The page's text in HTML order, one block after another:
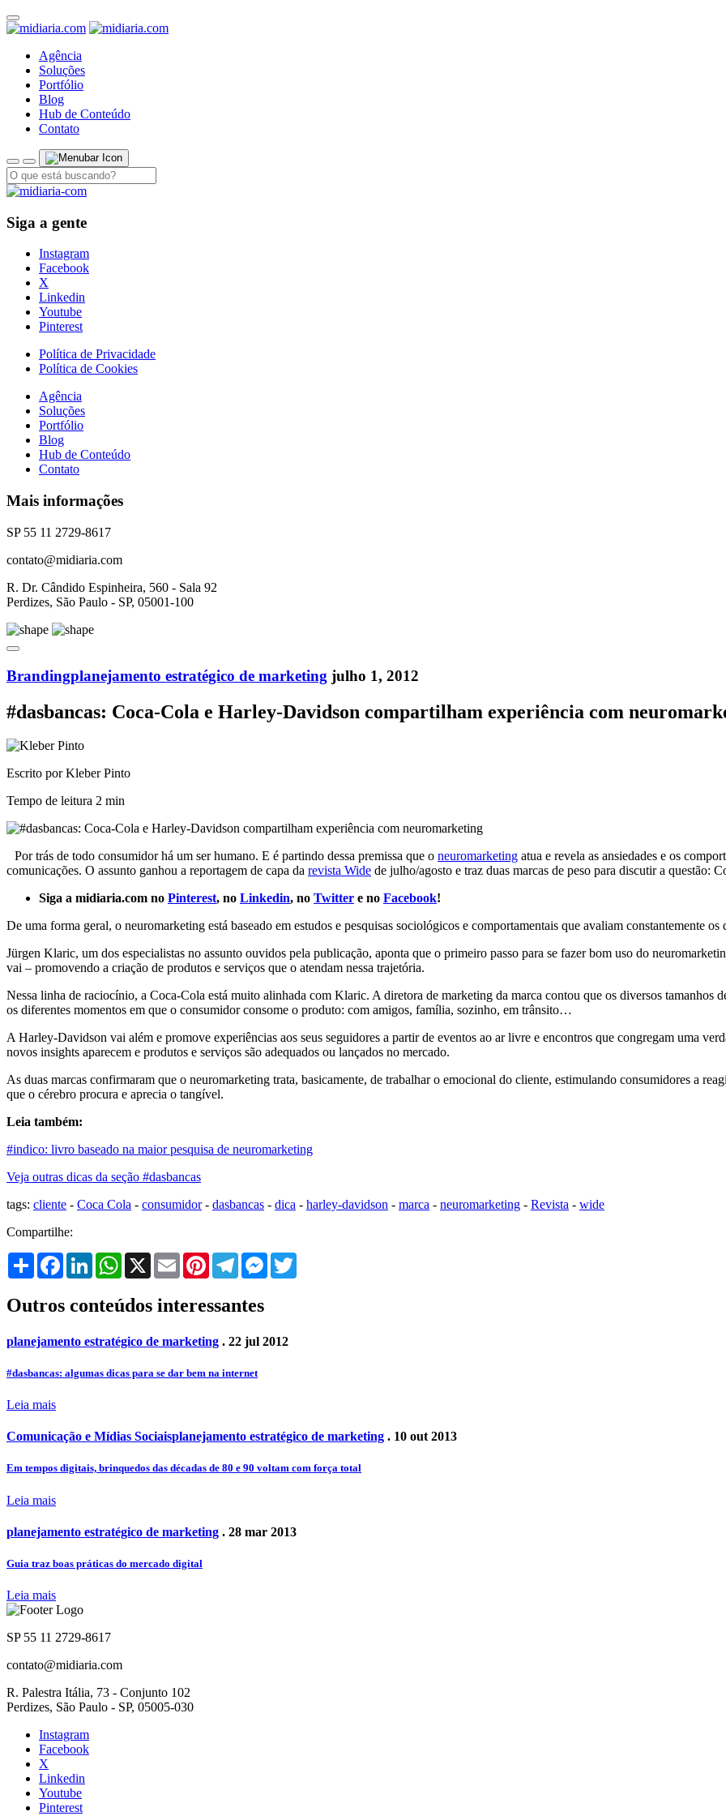
Agência
Soluções
Portfólio
Blog
Hub de Conteúdo
Contato
Siga a gente
Instagram
Facebook
X
Linkedin
Youtube
Pinterest
Política de Privacidade
Política de Cookies
Agência
Soluções
Portfólio
Blog
Hub de Conteúdo
Contato
Mais informações
SP 55 11 2729-8617
contato@midiaria.com
R. Dr. Cândido Espinheira, 560 - Sala 92
Perdizes, São Paulo - SP, 05001-100
Brandingplanejamento estratégico de marketing julho 1, 2012
#dasbancas: Coca-Cola e Harley-Davidson compartilham experiência com
Escrito por Kleber Pinto
Tempo de leitura 2 min
Por trás de todo consumidor há um ser humano. E é partindo dessa premissa que o neuromarketing atua e revela as ansiedades e os
comunicações. O assunto ganhou a reportagem de capa da revista Wide de julho/agosto e traz duas marcas de peso para discutir a questão:
Siga a midiaria.com no Pinterest, no Linkedin, no Twitter e no Facebook!
De uma forma geral, o neuromarketing está baseado em estudos e pesquisas sociológicos e comportamentais que avaliam constantemente os
Jürgen Klaric, um dos especialistas no assunto ouvidos pela publicação, aponta que o primeiro passo para se fazer bom uso do
vai – promovendo a criação de produtos e serviços que o atendam nessa trajetória.
Nessa linha de raciocínio, a Coca-Cola está muito alinhada com Klaric. A diretora de marketing da marca contou que os diversos tamanhos
os diferentes momentos em que o consumidor consome o produto: com amigos, família, sozinho, em trânsito…
A Harley-Davidson vai além e promove experiências aos seus seguidores a partir de eventos ao ar livre e encontros que congregam uma
novos insights aparecem e produtos e serviços são adequados ou lançados no mercado.
As duas marcas confirmaram que o neuromarketing trata, basicamente, de trabalhar o emocional do cliente, estimulando consumidores a
que o cérebro procura e aprecia o tangível.
Leia também:
#indico: livro baseado na maior pesquisa de neuromarketing
Veja outras dicas da seção #dasbancas
tags: cliente - Coca Cola - consumidor- dasbancas - dica - harley-davidson - marca - neuromarketing - Revista - wide
Compartilhe:
Share FacebookLinkedInWhatsApp
X Email PinterestTelegramMessenger
Outros conteúdos interessantes
planejamento estratégico de marketing . 22 jul 2012
#dasbancas: algumas dicas para se dar bem na internet
Leia mais
Comunicação e Mídias Sociaisplanejamento estratégico de marketing . 10 out 2013
Em tempos digitais, brinquedos das décadas de 80 e 90 voltam com força total
Leia mais
planejamento estratégico de marketing . 28 mar 2013
Guia traz boas práticas do mercado digital
Leia mais
SP 55 11 2729-8617
contato@midiaria.com
R. Palestra Itália, 73 - Conjunto 102
Perdizes, São Paulo - SP, 05005-030
Instagram
Facebook
X
Linkedin
Youtube
Pinterest